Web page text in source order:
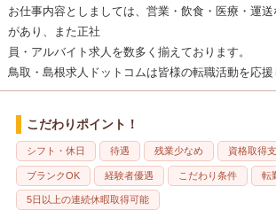
お仕事内容としましては、営業・飲食・医療・運
があり、また正社
員・アルバイト求人を数多く揃えております。
鳥取・島根求人ドットコムは皆様の転職活動を応援
こだわりポイント！
シフト・休日 待遇 残業少なめ 資格取得
ブランクOK 経験者優遇 こだわり条件 転
5日以上の連続休暇取得可能